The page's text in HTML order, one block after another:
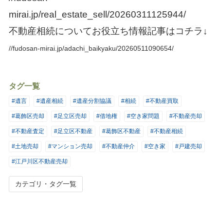
mirai.jp/real_estate_sell/20260311125944/
不動産相続についてお役立ち情報記事はコチラ ↓
//fudosan-mirai.jp/adachi_baikyaku/20260511090654/
タグ一覧
#遺言 #遺産相続 #遺産分割協議 #相続 #不動産買取
#葛飾区売却 #足立区売却 #借地権 #空き家問題 #不動産売却
#不動産査定 #足立区不動産 #葛飾区不動産 #不動産相続
#土地売却 #マンション売却 #不動産仲介 #空き家 #戸建売却
#江戸川区不動産売却
カテゴリ・タグ一覧